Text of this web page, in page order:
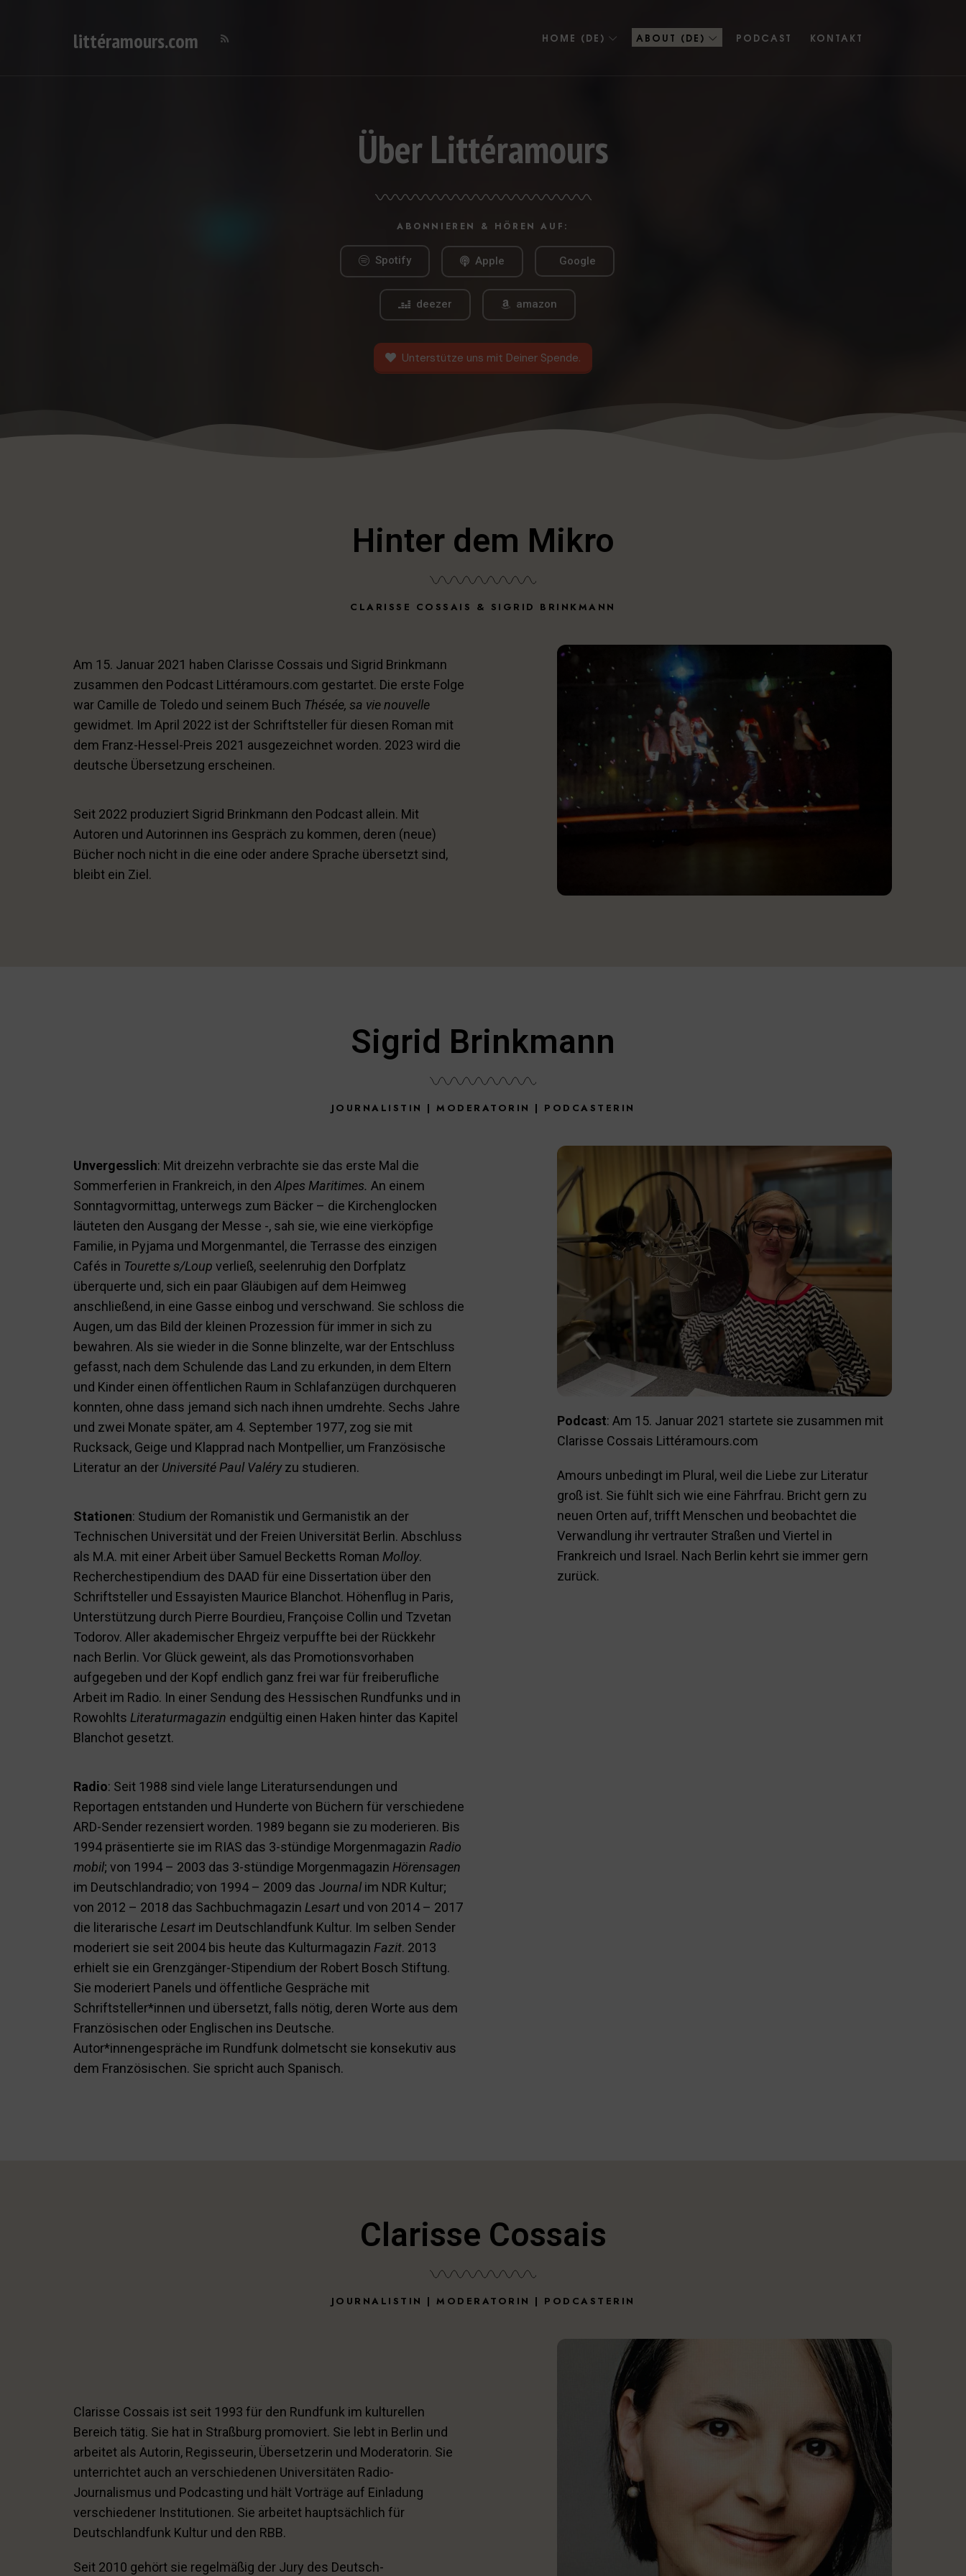
littéramours.com HOME (DE) ABOUT (DE) PODCAST KONTAKT
Über Littéramours
ABONNIEREN & HÖREN AUF:
Spotify Apple Google
deezer amazon
Unterstütze uns mit Deiner Spende.
Hinter dem Mikro
CLARISSE COSSAIS & SIGRID BRINKMANN
Am 15. Januar 2021 haben Clarisse Cossais und Sigrid Brinkmann
zusammen den Podcast Littéramours.com gestartet. Die erste Folge
war Camille de Toledo und seinem Buch Thésée, sa vie nouvelle
gewidmet. Im April 2022 ist der Schriftsteller für diesen Roman mit
dem Franz-Hessel-Preis 2021 ausgezeichnet worden. 2023 wird die
deutsche Übersetzung erscheinen.
Seit 2022 produziert Sigrid Brinkmann den Podcast allein. Mit
Autoren und Autorinnen ins Gespräch zu kommen, deren (neue)
Bücher noch nicht in die eine oder andere Sprache übersetzt sind,
bleibt ein Ziel.
Sigrid Brinkmann
JOURNALISTIN | MODERATORIN | PODCASTERIN
Unvergesslich: Mit dreizehn verbrachte sie das erste Mal die
Sommerferien in Frankreich, in den Alpes Maritimes. An einem
Sonntagvormittag, unterwegs zum Bäcker – die Kirchenglocken
läuteten den Ausgang der Messe -, sah sie, wie eine vierköpfige
Familie, in Pyjama und Morgenmantel, die Terrasse des einzigen
Cafés in Tourette s/Loup verließ, seelenruhig den Dorfplatz
überquerte und, sich ein paar Gläubigen auf dem Heimweg
anschließend, in eine Gasse einbog und verschwand. Sie schloss die
Augen, um das Bild der kleinen Prozession für immer in sich zu
bewahren. Als sie wieder in die Sonne blinzelte, war der Entschluss
gefasst, nach dem Schulende das Land zu erkunden, in dem Eltern
und Kinder einen öffentlichen Raum in Schlafanzügen durchqueren
konnten, ohne dass jemand sich nach ihnen umdrehte. Sechs Jahre
und zwei Monate später, am 4. September 1977, zog sie mit
Rucksack, Geige und Klapprad nach Montpellier, um Französische
Literatur an der Université Paul Valéryzu studieren.
Stationen: Studium der Romanistik und Germanistik an der
Technischen Universität und der Freien Universität Berlin. Abschluss
als M.A. mit einer Arbeit über Samuel Becketts Roman Molloy.
Recherchestipendium des DAAD für eine Dissertation über den
Schriftsteller und Essayisten Maurice Blanchot. Höhenflug in Paris,
Unterstützung durch Pierre Bourdieu, Françoise Collin und Tzvetan
Todorov. Aller akademischer Ehrgeiz verpuffte bei der Rückkehr
nach Berlin. Vor Glück geweint, als das Promotionsvorhaben
aufgegeben und der Kopf endlich ganz frei war für freiberufliche
Arbeit im Radio. In einer Sendung des Hessischen Rundfunks und in
Rowohlts Literaturmagazin endgültig einen Haken hinter das Kapitel
Blanchot gesetzt.
Radio: Seit 1988 sind viele lange Literatursendungen und
Reportagen entstanden und Hunderte von Büchern für verschiedene
ARD-Sender rezensiert worden. 1989 begann sie zu moderieren. Bis
1994 präsentierte sie im RIAS das 3-stündige Morgenmagazin Radio
mobil; von 1994 – 2003 das 3-stündige Morgenmagazin Hörensagen
im Deutschlandradio; von 1994 – 2009 das Journal im NDR Kultur;
von 2012 – 2018 das Sachbuchmagazin Lesart und von 2014 – 2017
die literarische Lesart im Deutschlandfunk Kultur. Im selben Sender
moderiert sie seit 2004 bis heute das Kulturmagazin Fazit. 2013
erhielt sie ein Grenzgänger-Stipendium der Robert Bosch Stiftung.
Sie moderiert Panels und öffentliche Gespräche mit
Schriftsteller*innen und übersetzt, falls nötig, deren Worte aus dem
Französischen oder Englischen ins Deutsche.
Autor*innengespräche im Rundfunk dolmetscht sie konsekutiv aus
dem Französischen. Sie spricht auch Spanisch.
Podcast: Am 15. Januar 2021 startete sie zusammen mit
Clarisse Cossais Littéramours.com
Amours unbedingt im Plural, weil die Liebe zur Literatur
groß ist. Sie fühlt sich wie eine Fährfrau. Bricht gern zu
neuen Orten auf, trifft Menschen und beobachtet die
Verwandlung ihr vertrauter Straßen und Viertel in
Frankreich und Israel. Nach Berlin kehrt sie immer gern
zurück.
Clarisse Cossais
JOURNALISTIN | MODERATORIN | PODCASTERIN
Clarisse Cossais ist seit 1993 für den Rundfunk im kulturellen
Bereich tätig. Sie hat in Straßburg promoviert. Sie lebt in Berlin und
arbeitet als Autorin, Regisseurin, Übersetzerin und Moderatorin. Sie
unterrichtet auch an verschiedenen Universitäten Radio-
Journalismus und Podcasting und hält Vorträge auf Einladung
verschiedener Institutionen. Sie arbeitet hauptsächlich für
Deutschlandfunk Kultur und den RBB.
Seit 2010 gehört sie regelmäßig der Jury des Deutsch-